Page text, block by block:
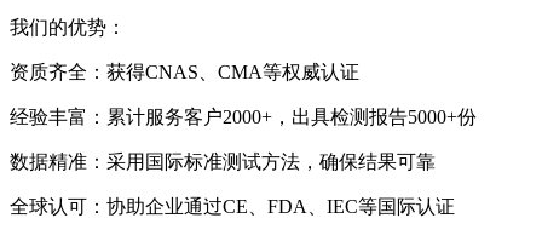
我们的优势：
资质齐全：获得CNAS、CMA等权威认证
经验丰富：累计服务客户2000+，出具检测报告5000+份
数据精准：采用国际标准测试方法，确保结果可靠
全球认可：协助企业通过CE、FDA、IEC等国际认证